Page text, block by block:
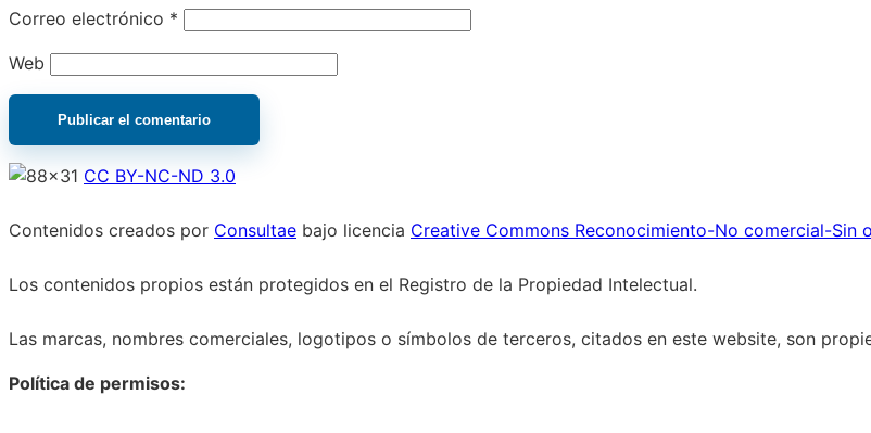
Correo electrónico *
Web
CC BY-NC-ND 3.0
Contenidos creados por Consultae bajo licencia Creative Commons Reconocimiento-No comercial-Sin
Los contenidos propios están protegidos en el Registro de la Propiedad Intelectual.
Las marcas, nombres comerciales, logotipos o símbolos de terceros, citados en este website, son
Política de permisos: